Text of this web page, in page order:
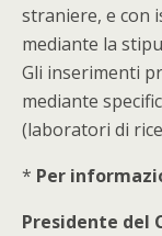
straniere, e con
mediante la
Gli inserimenti
mediante
(laboratori di
* Per
Presidente del